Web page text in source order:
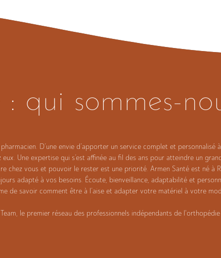
qui sommes-
D’une envie d’apporter un service complet et
Une expertise qui s’est affinée au fil des ans pour atteindre un
chez vous et pouvoir le rester est une priorité. Armen Santé est né à
adapté à vos besoins. Écoute, bienveillance, adaptabilité et
de savoir comment être à l’aise et adapter votre matériel à votre
le premier réseau des professionnels indépendants de